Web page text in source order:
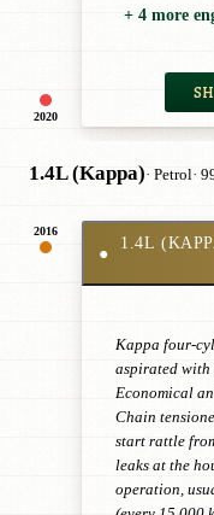
2020
+ 4 more
1.4L (Kappa)· Petrol·
2016
●
1.4L
Kappa four-
aspirated with
Economical
Chain
start rattle
leaks at the
operation,